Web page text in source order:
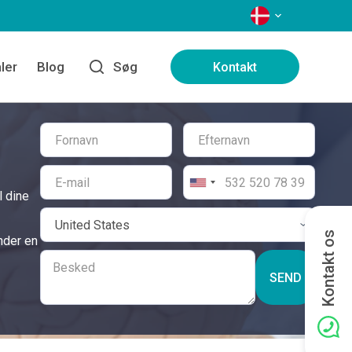
SPROG
Blog Søg Kontakt
dine
en
SEND Kontakt os